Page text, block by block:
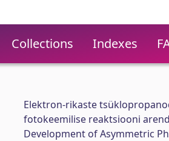
Collections Indexes
Elektron-rikaste
fotokeemilise reaktsiooni
Development of Asymmetric